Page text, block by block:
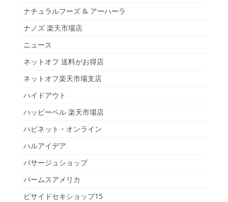
ナチュラルフーズ & アーハーラ
ナノズ 楽天市場店
ニュース
ネットオフ 送料がお得店
ネットオフ楽天市場支店
ハイドアウト
ハッピーベル 楽天市場店
ハピネット・オンライン
ハルアイデア
パサージュショップ
パームスアメリカ
ビサイドセキショップ15